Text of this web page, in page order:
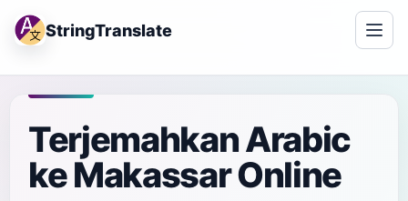
StringTranslate
Terjemahkan Arabic
ke Makassar Online